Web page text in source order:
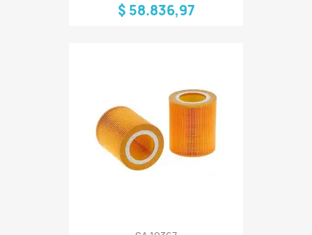
$ 58.836,97